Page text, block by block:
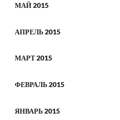
МАЙ 2015
АПРЕЛЬ 2015
МАРТ 2015
ФЕВРАЛЬ 2015
ЯНВАРЬ 2015